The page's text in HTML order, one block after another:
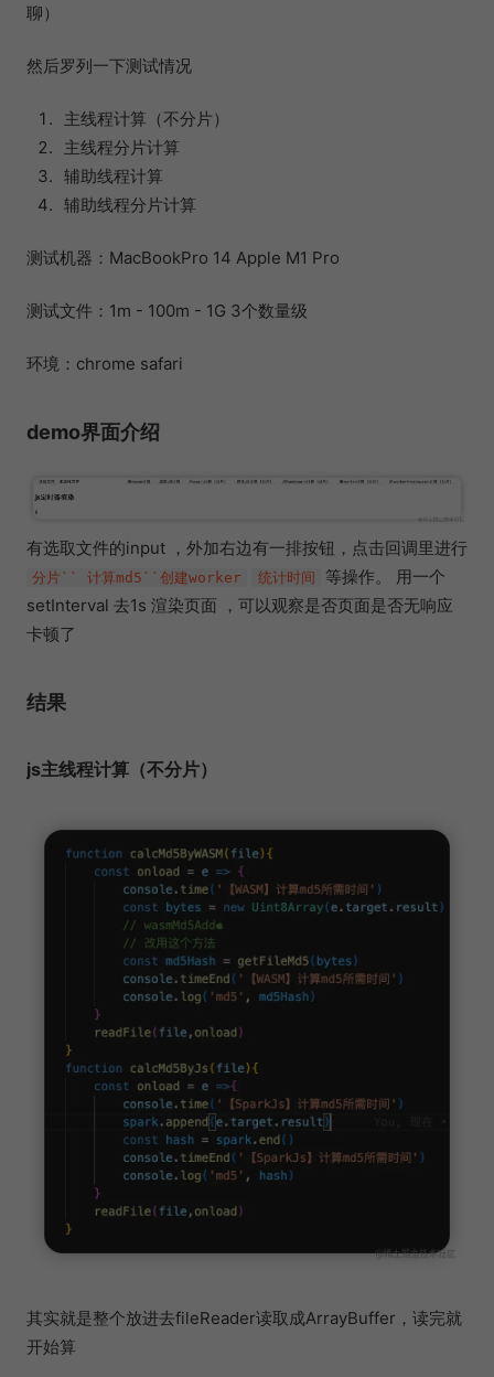
聊）
然后罗列一下测试情况
主线程计算（不分片）
主线程分片计算
辅助线程计算
辅助线程分片计算
测试机器：MacBookPro 14 Apple M1 Pro
测试文件：1m - 100m - 1G 3个数量级
环境：chrome safari
demo界面介绍
有选取文件的input ，外加右边有一排按钮，点击回调里进行
分片`` 计算md5``创建worker 统计时间
等操作。 用一个
setInterval 去1s 渲染页面 ，可以观察是否页面是否无响应
卡顿了
结果
js主线程计算（不分片）
其实就是整个放进去fileReader读取成ArrayBuffer，读完就
开始算